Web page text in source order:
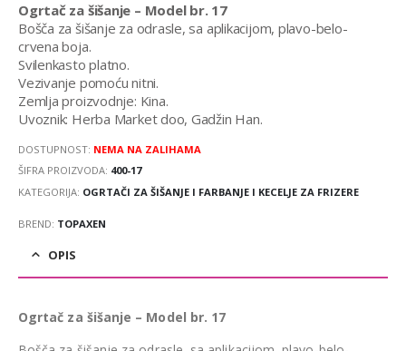
Ogrtač za šišanje – Model br. 17
Bošča za šišanje za odrasle, sa aplikacijom, plavo-belo-
crvena boja.
Svilenkasto platno.
Vezivanje pomoću nitni.
Zemlja proizvodnje: Kina.
Uvoznik: Herba Market doo, Gadžin Han.
DOSTUPNOST: NEMA NA ZALIHAMA
ŠIFRA PROIZVODA: 400-17
KATEGORIJA: OGRTAČI ZA ŠIŠANJE I FARBANJE I KECELJE ZA FRIZERE
BREND: TOPAXEN
OPIS
Ogrtač za šišanje – Model br. 17